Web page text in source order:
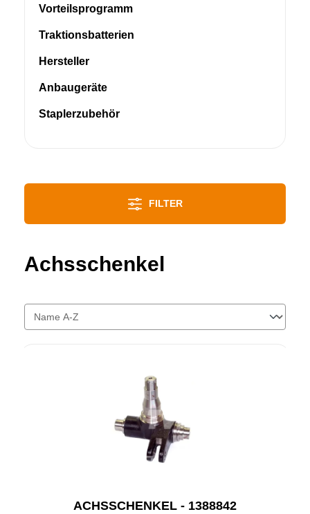
Vorteilsprogramm
Traktionsbatterien
Hersteller
Anbaugeräte
Staplerzubehör
FILTER
Achsschenkel
ACHSSCHENKEL - 1388842